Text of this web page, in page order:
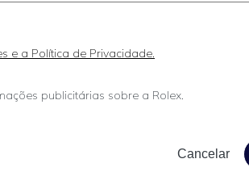
e a Política de Privacidade.
publicitárias sobre a Rolex.